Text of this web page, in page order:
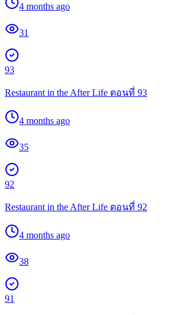
4 months ago
31
93
Restaurant in the After Life ตอนที่ 93
4 months ago
35
92
Restaurant in the After Life ตอนที่ 92
4 months ago
38
91